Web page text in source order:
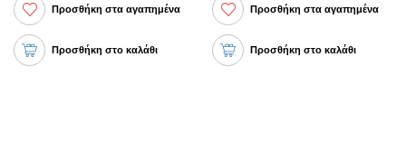
Προσθήκη στα αγαπημένα
Προσθήκη στο καλάθι
Προσθήκη στα αγαπημένα
Προσθήκη στο καλάθι